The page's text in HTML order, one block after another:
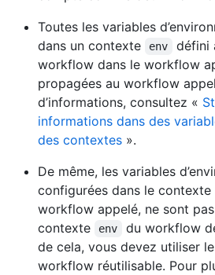
Toutes les variables
dans un contexte
env
défini
workflow dans le workflow
propagées au workflow
d’informations, consultez «
informations dans des
des contextes ».
De même, les variables
configurées dans le contexte
workflow appelé, ne sont
contexte
env
du workflow
de cela, vous devez utiliser
workflow réutilisable. Pour